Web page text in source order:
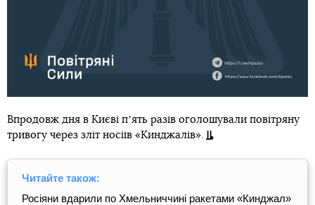
Впродовж дня в Києві пʼять разів оголошували повітряну
тривогу через зліт носіїв «Кинджалів».
Читайте також:
Росіяни вдарили по Хмельниччині ракетами «Кинджал»